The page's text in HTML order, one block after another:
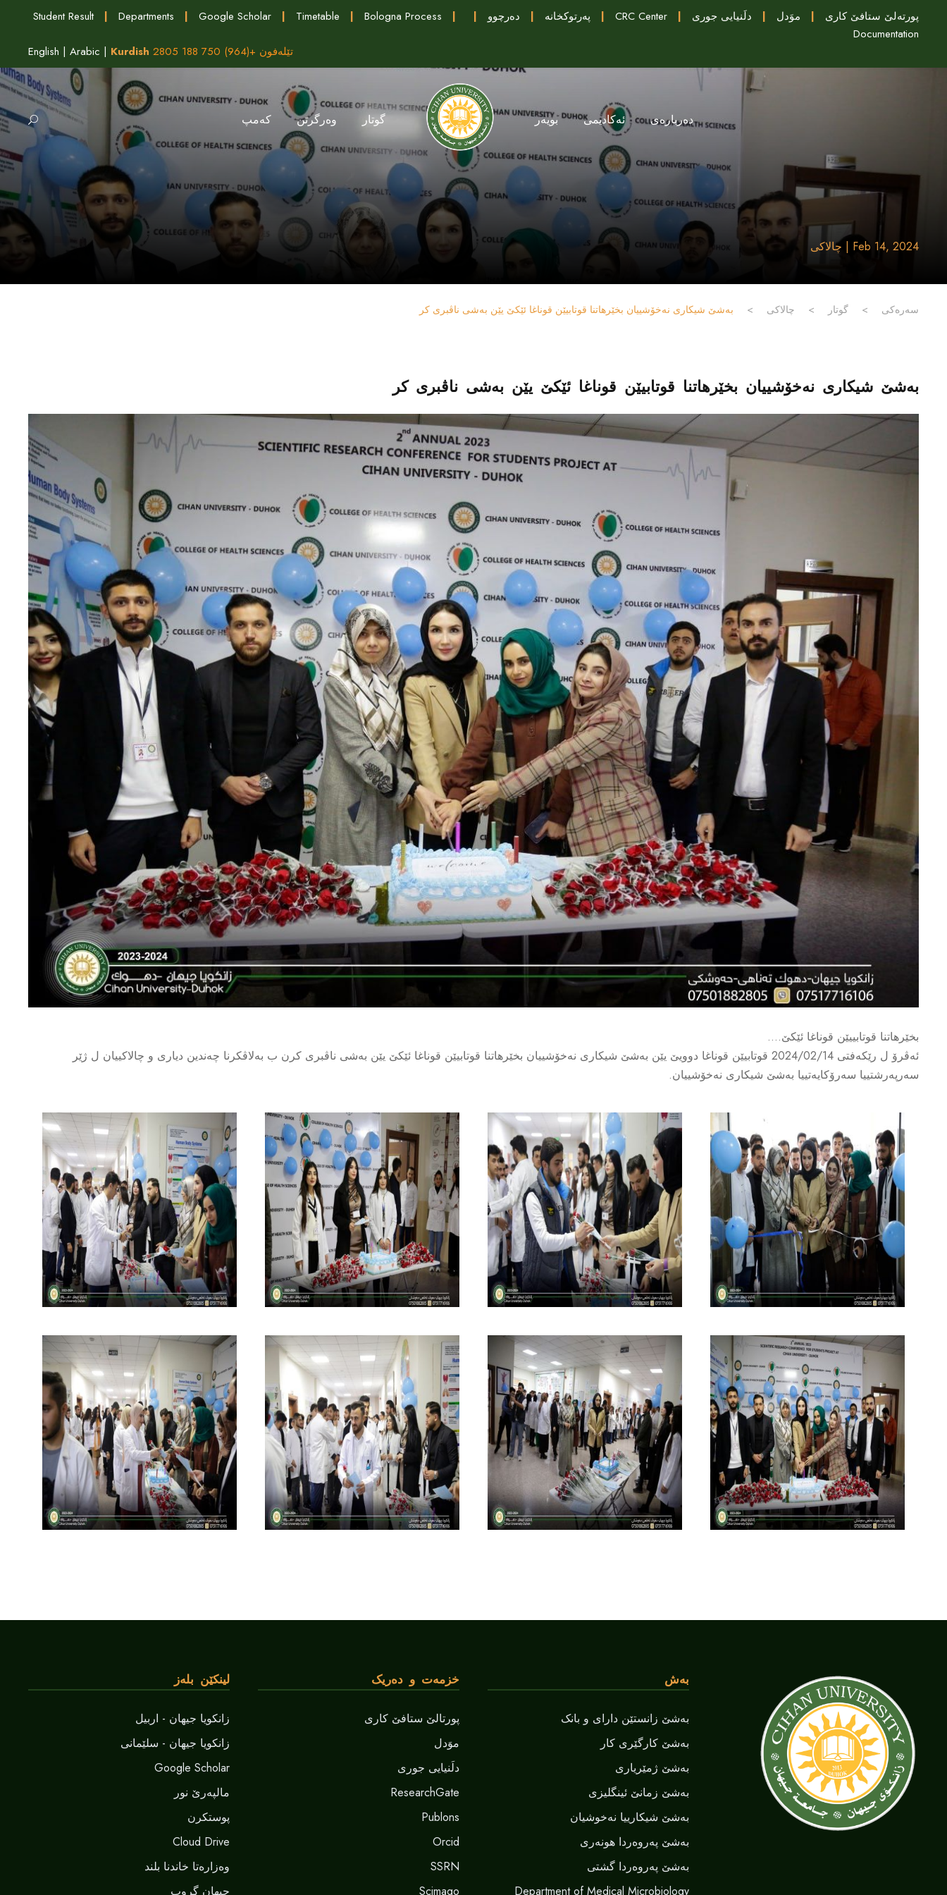
پورتەلێ ستافێ کاری | موَدل | دلَنيايى جورى |
CRC Center
| پەرتوکخانە | دەرچوو |
Student Result | Departments | Google Scholar | Timetable | Bologna Process
|
Documentation
تێلەفون +(964) 750 188 2805
English | Arabic | Kurdish
دەربارەی ئەکادیمی بویەر گوتار وەرگرتن كه‌مپ
Feb 14, 2024 | چالاکی
سەرەکی > گوتار > چالاکی > بەشێ شیکاری نەخۆشییان بخێرهاتنا قوتابیێن قوناغا ئێکێ یێن بەشی ناڤبری کر
بەشێ شیکاری نەخۆشییان بخێرهاتنا قوتابیێن قوناغا ئێکێ یێن بەشی ناڤبری کر
بخێرهاتنا قوتابییێن قوناغا ئێکێ….
ئەڤرۆ ل رێکەفتی 2024/02/14 قوتابیێن قوناغا دوویێ یێن بەشێ شیکاری نەخۆشییان بخێرهاتنا قوتابیێن قوناغا ئێکێ یێن بەشی ناڤبری کرن ب بەلاڤکرنا چەندین دیاری و چالاکییان ل ژێر
سەرپەرشتییا سەرۆکایەتییا بەشێ شیکاری نەخۆشییان.
بەش
بەشێ زانستێن دارای و بانک
بەشێ کارگێری کار
بەشێ ژمێریاری
بەشێ زمانێ ‌‌ئینگلیزی
بەشێ شیکارییا نەخوشیان
بەشێ پەروەردا هونەری
بەشێ پەروەردا گشتی
Department of Medical Microbiology
خزمەت و دەریک
پورتالێ ستافێ کاری
موَدل
دلَنيايى جورى
ResearchGate
Publons
Orcid
SSRN
Scimago
لینکێن بلەز
زانکویا جیهان - اربیل
زانکویا جیهان - سلێمانی
Google Scholar
مالپەرێ نور
پوستکرن
Cloud Drive
وەزارەتا خاندنا بلند
جیهان گروپ